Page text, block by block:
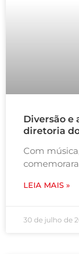
Diversão e
diretoria
Com
LEIA MAIS »
30 de julho de